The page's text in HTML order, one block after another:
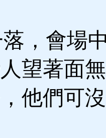
，會場
望著面
他們可